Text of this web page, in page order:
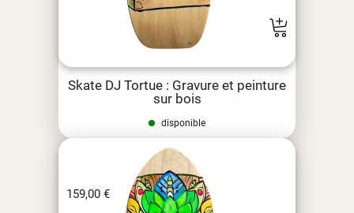
Skate DJ Tortue : Gravure et peinture
sur bois
disponible
159,00 €